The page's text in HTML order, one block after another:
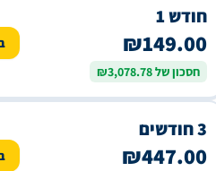
חודש 1
₪149.00
חסכון של ₪3,078.78
3 חודשים
₪447.00